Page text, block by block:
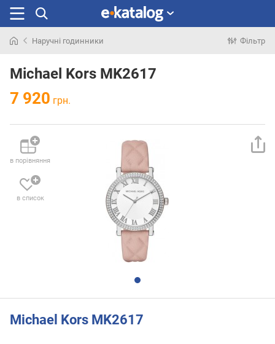
раніше
Наручні годинники Фільтр
Michael Kors MK2617
7 920 грн.
в порівняння
в список
Michael Kors MK2617